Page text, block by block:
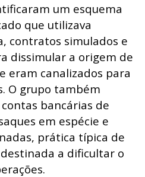
um esquema
que utilizava
contratos simulados e
dissimular a origem de
eram canalizados para
O grupo também
bancárias de
em espécie e
prática típica de
a dificultar o